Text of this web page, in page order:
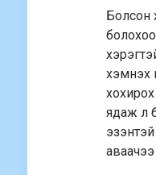
Болсон
хэмнэх
ядаж л
аваачээ